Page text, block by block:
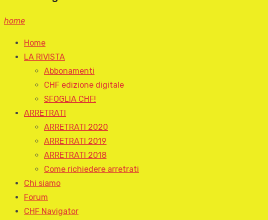
home
Home
LA RIVISTA
Abbonamenti
CHF edizione digitale
SFOGLIA CHF!
ARRETRATI
ARRETRATI 2020
ARRETRATI 2019
ARRETRATI 2018
Come richiedere arretrati
Chi siamo
Forum
CHF Navigator